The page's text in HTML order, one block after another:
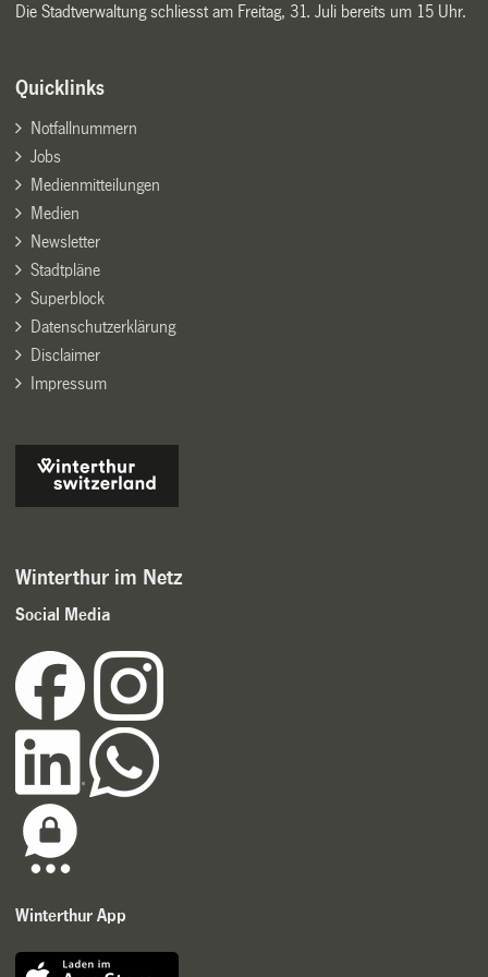
Die Stadtverwaltung schliesst am Freitag, 31. Juli bereits um 15 Uhr.
Quicklinks
Notfallnummern
Jobs
Medienmitteilungen
Medien
Newsletter
Stadtpläne
Superblock
Datenschutzerklärung
Disclaimer
Impressum
Winterthur im Netz
Social Media
Winterthur App